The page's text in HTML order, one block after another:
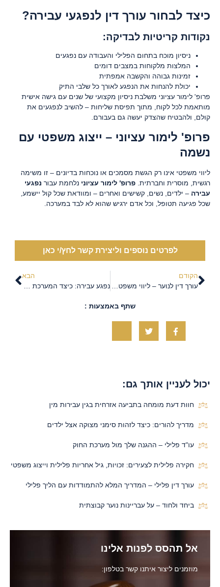
כיצד לבחור עורך דין לנפגעי עבירה?
נקודות קריטיות לבדיקה:
ניסיון מוכח בתחום הפלילי והעבודה עם נפגעים
המלצות מלקוחות במצבים דומים
זמינות גבוהה והקשבה אמפתית
יכולת להנחות את הנפגע לאורך כל שלבי התיק
פרופ' לימור עציוני משלבת ניסיון מקצועי של שנים עם גישה אישית
מותאמת לכל לקוח, מתוך תפיסת שליחות – להשיב לנפגעים את
קולם, ולהבטיח שהצדק יעשה גם בעבורם.
פרופ' לימור עציוני – ייצוג משפטי עם
נשמה
ליווי משפטי אינו רק הגשת מסמכים או נוכחות בדיונים – זו משימה
רגשית, מוסרית וחברתית. פרופ' לימור עציוני נלחמת עבור נפגעי
עבירה – ילדים, נשים, קשישים ואחרים – ומוודאת שכל קול יישמע,
שכל פגיעה תטופל, וכל אדם ירגיש שהוא לא לבד במערכה.
לפרטים נוספים וליצירת קשר לחץ/י כאן
הקודם
עורך דין לנוער – ליווי משפטי בגיל הרגיש ביותר
הבא
נפגע עבירה: כיצד המערכת המשפטית תומכת, מגינה ומכירה
שתף באמצעות :
יכול לעניין אותך גם:
חוות דעת מומחה בתביעה אזרחית בגין עבירות מין
מדריך להורים: כיצד לזהות סימני מצוקה אצל ילדים
עו"ד פלילי – ההגנה שלך מול מערכת החוק
חקירה פלילית לצעירים: זכויות, גיל אחריות פלילית וייצוג משפטי
עורך דין פלילי – המדריך המלא להתמודדות עם הליך פלילי
ביחד ולחוד – על עבריינות נוער קבוצתית
אל תהסס לפנות אלינו
מוזמנים ליצור איתנו קשר בטלפון: